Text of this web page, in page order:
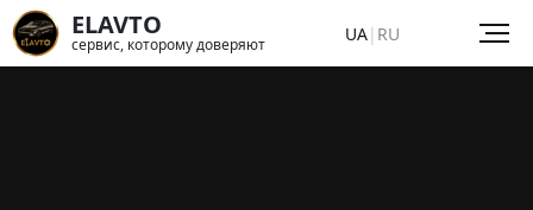
ELAVTO
сервис, которому доверяют UA| RU